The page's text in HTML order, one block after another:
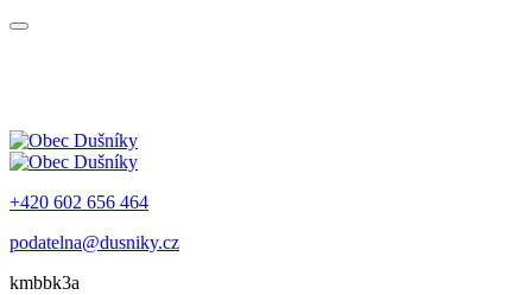
+420 602 656 464
podatelna@dusniky.cz
kmbbk3a